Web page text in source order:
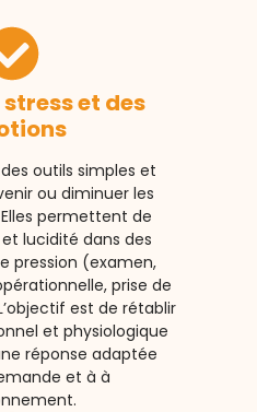
et des
outils simples et
ou diminuer les
permettent de
lucidité dans des
pression (examen,
prise de
est de rétablir
et physiologique
réponse adaptée
et à à